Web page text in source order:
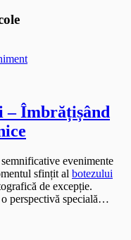
– Îmbrățișând
evenimente
sfințit al botezului
de excepție.
perspectivă specială…